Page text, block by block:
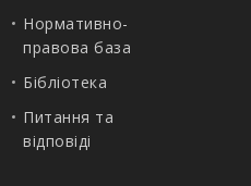
Нормативно-
правова база
Бібліотека
Питання та
відповіді